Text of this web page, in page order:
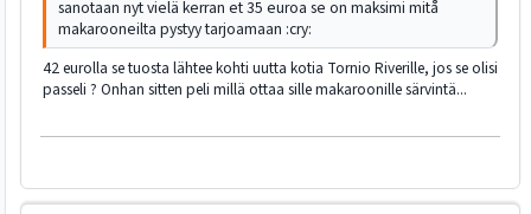
sanotaan nyt vielä kerran et 35 euroa se on maksimi mitå
makarooneilta pystyy tarjoamaan :cry:
42 eurolla se tuosta lähtee kohti uutta kotia Tornio Riverille, jos se olisi
passeli ? Onhan sitten peli millä ottaa sille makaroonille särvintä...